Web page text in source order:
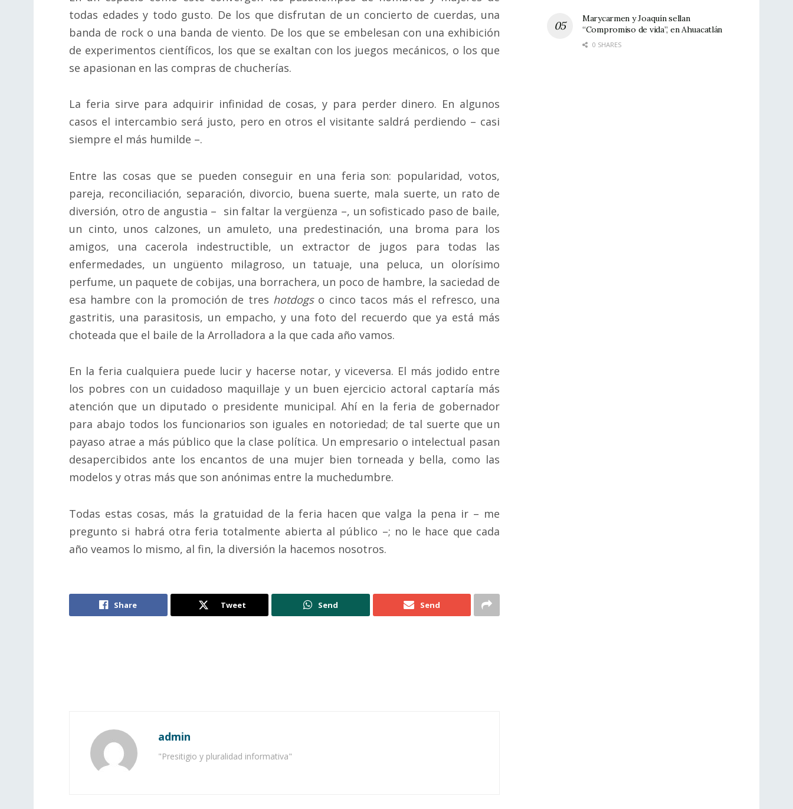
todas edades y todo gusto. De los que disfrutan de un concierto de cuerdas, una
banda de rock o una banda de viento. De los que se embelesan con una exhibición
de experimentos científicos, los que se exaltan con los juegos mecánicos, o los que
se apasionan en las compras de chucherías.
La feria sirve para adquirir infinidad de cosas, y para perder dinero. En algunos
casos el intercambio será justo, pero en otros el visitante saldrá perdiendo – casi
siempre el más humilde –.
Entre las cosas que se pueden conseguir en una feria son: popularidad, votos,
pareja, reconciliación, separación, divorcio, buena suerte, mala suerte, un rato de
diversión, otro de angustia – sin faltar la vergüenza –, un sofisticado paso de baile,
un cinto, unos calzones, un amuleto, una predestinación, una broma para los
amigos, una cacerola indestructible, un extractor de jugos para todas las
enfermedades, un ungüento milagroso, un tatuaje, una peluca, un olorísimo
perfume, un paquete de cobijas, una borrachera, un poco de hambre, la saciedad de
esa hambre con la promoción de tres hotdogs o cinco tacos más el refresco, una
gastritis, una parasitosis, un empacho, y una foto del recuerdo que ya está más
choteada que el baile de la Arrolladora a la que cada año vamos.
En la feria cualquiera puede lucir y hacerse notar, y viceversa. El más jodido entre
los pobres con un cuidadoso maquillaje y un buen ejercicio actoral captaría más
atención que un diputado o presidente municipal. Ahí en la feria de gobernador
para abajo todos los funcionarios son iguales en notoriedad; de tal suerte que un
payaso atrae a más público que la clase política. Un empresario o intelectual pasan
desapercibidos ante los encantos de una mujer bien torneada y bella, como las
modelos y otras más que son anónimas entre la muchedumbre.
Todas estas cosas, más la gratuidad de la feria hacen que valga la pena ir – me
pregunto si habrá otra feria totalmente abierta al público –; no le hace que cada
año veamos lo mismo, al fin, la diversión la hacemos nosotros.
Share Tweet Send Send
admin
"Presitigio y pluralidad informativa"
Marycarmen y Joaquín sellan
“Compromiso de vida”, en Ahuacatlán
0 SHARES